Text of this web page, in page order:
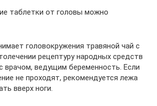
таблетки от головы можно
головокружения травяной чай с
рецептуру народных средств
врачом, ведущим беременность. Если
не проходят, рекомендуется лежа
вверх ноги.